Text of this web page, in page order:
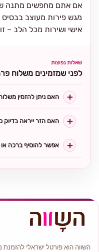
אם אתם מחפשים מתנה
מגש פירות מעוצב בבסיס
אישי ושירות מכל הלב –
שאלות נפוצות
לפני שמזמינים משלוח
האם ניתן להזמין
האם הזר ייראה בדיוק
אפשר להוסיף ברכה
השווה הוא פורטל ישראלי